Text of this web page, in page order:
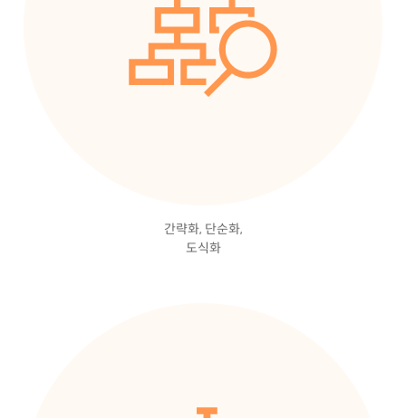
간략화, 단순화,
도식화